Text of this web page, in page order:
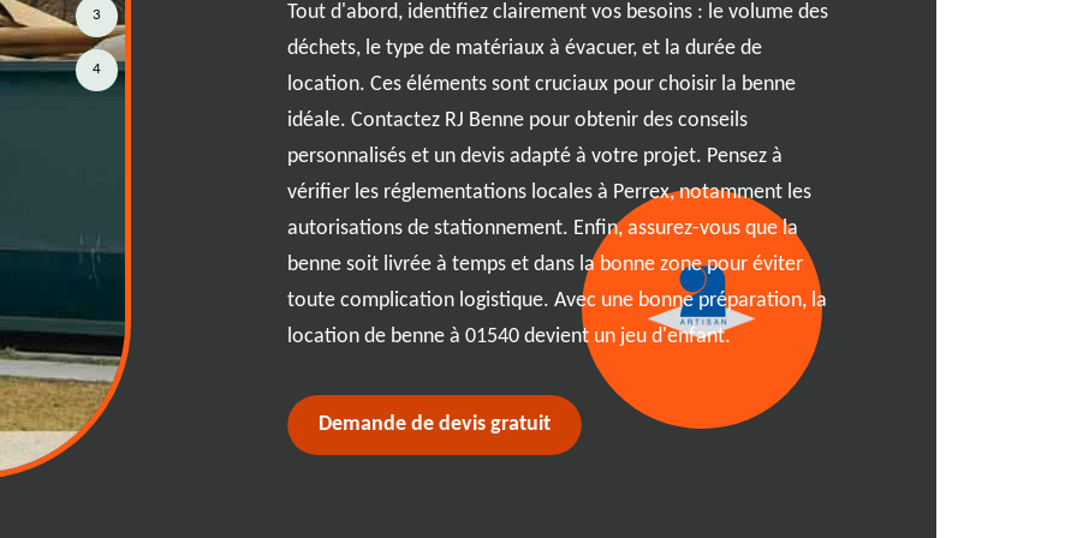
particulier ou un professionnel
de location de bennes sur
à 01540. Nos bennes de
de vos besoins et
gestion des déchets.
Tout d'abord, identifiez clairement vos besoins : le volume des
déchets, le type de matériaux à évacuer, et la durée de
location. Ces éléments sont cruciaux pour choisir la benne
idéale. Contactez RJ Benne pour obtenir des conseils
personnalisés et un devis adapté à votre projet. Pensez à
vérifier les réglementations locales à Perrex, notamment les
autorisations de stationnement. Enfin, assurez-vous que la
benne soit livrée à temps et dans la bonne zone pour éviter
toute complication logistique. Avec une bonne préparation, la
location de benne à 01540 devient un jeu d'enfant.
3
4
Demande de devis gratuit